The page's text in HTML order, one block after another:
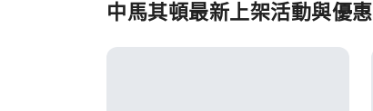
中馬其頓最新上架活動與優惠